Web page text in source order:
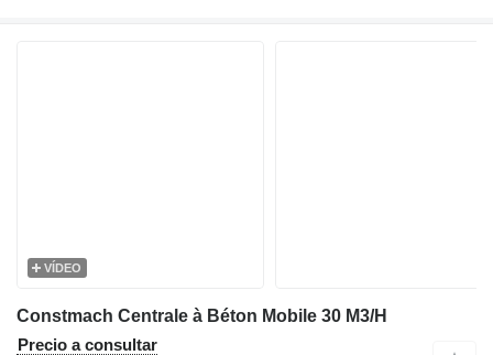
VÍDEO
Constmach Centrale à Béton Mobile 30 M3/H
Precio a consultar